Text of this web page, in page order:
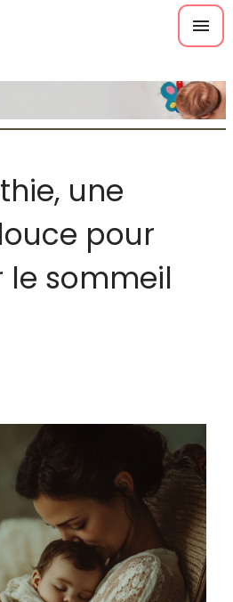
menu
une
pour
sommeil